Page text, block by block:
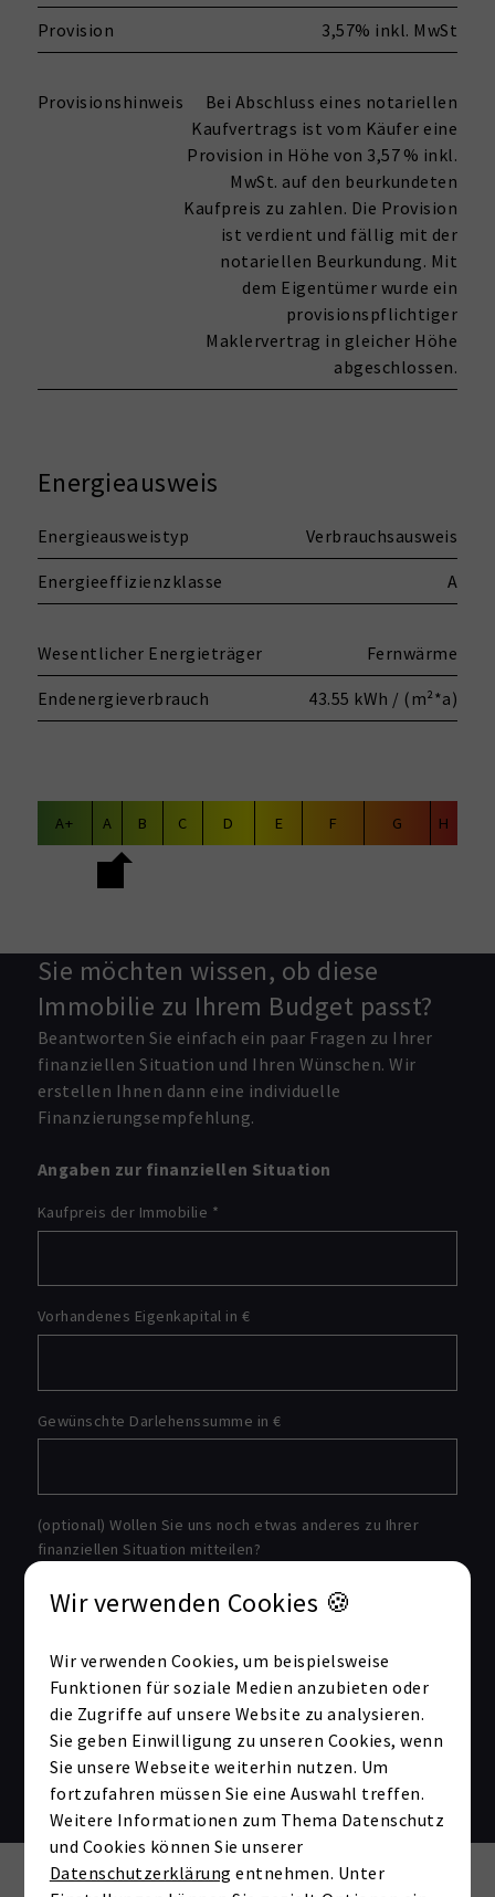
Provision 3,57% inkl. MwSt
Provisionshinweis
Bei Abschluss eines notariellen
Kaufvertrags ist vom Käufer eine
Provision in Höhe von 3,57 % inkl.
MwSt. auf den beurkundeten
Kaufpreis zu zahlen. Die Provision
ist verdient und fällig mit der
notariellen Beurkundung. Mit
dem Eigentümer wurde ein
provisionspflichtiger
Maklervertrag in gleicher Höhe
abgeschlossen.
Energieausweis
Energieausweistyp Verbrauchsausweis
Energieeffizienzklasse A
Wesentlicher Energieträger Fernwärme
Endenergieverbrauch 43.55 kWh / (m²*a)
A+ A B C D E F G H
Sie möchten wissen, ob diese
Immobilie zu Ihrem Budget passt?
Beantworten Sie einfach ein paar Fragen zu Ihrer
finanziellen Situation und Ihren Wünschen. Wir
erstellen Ihnen dann eine individuelle
Finanzierungsempfehlung.
Angaben zur finanziellen Situation
Kaufpreis der Immobilie *
Vorhandenes Eigenkapital in €
Gewünschte Darlehenssumme in €
(optional) Wollen Sie uns noch etwas anderes zu Ihrer
finanziellen Situation mitteilen?
Senden
Grundrisse
Wir verwenden Cookies 🍪
Wir verwenden Cookies, um beispielsweise
Funktionen für soziale Medien anzubieten oder
die Zugriffe auf unsere Website zu analysieren.
Sie geben Einwilligung zu unseren Cookies, wenn
Sie unsere Webseite weiterhin nutzen. Um
fortzufahren müssen Sie eine Auswahl treffen.
Weitere Informationen zum Thema Datenschutz
und Cookies können Sie unserer
Datenschutzerklärung entnehmen. Unter